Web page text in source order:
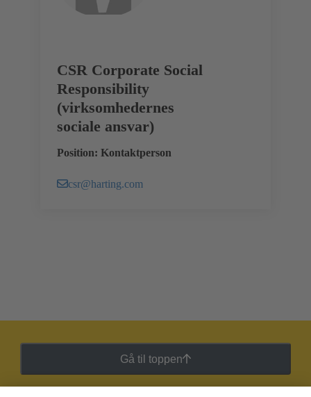
CSR Corporate Social
Responsibility
(virksomhedernes
sociale ansvar)
Position: Kontaktperson
csr@harting.com
Gå til toppen